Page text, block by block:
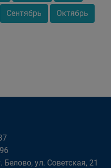
Сентябрь Октябрь
ул. Советская, 21